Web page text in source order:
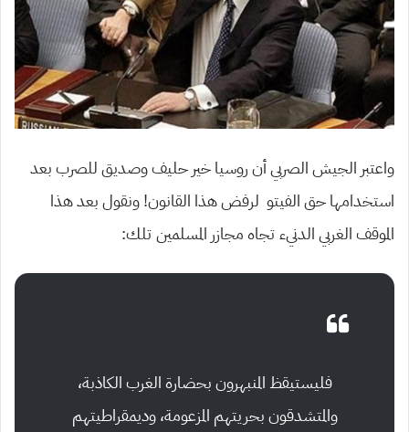
واعتبر الجيش الصربي أن روسيا خير حليف وصديق للصرب بعد
استخدامها حق الفيتو لرفض هذا القانون! ونقول بعد هذا
الموقف الغربي الدنيء تجاه مجازر المسلمين تلك:
فليستيقظ المنبهرون بحضارة الغرب الكاذبة،
والمتشدقون بحريتهم المزعومة، وديمقراطيتهم